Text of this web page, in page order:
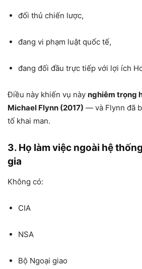
đối thủ chiến lược,
đang vi phạm luật quốc tế,
đang đối đầu trực tiếp với lợi ích
Điều này khiến vụ này nghiêm trọng
Michael Flynn (2017) — và Flynn đã
tố khai man.
3. Họ làm việc ngoài hệ
gia
Không có:
CIA
NSA
Bộ Ngoại giao